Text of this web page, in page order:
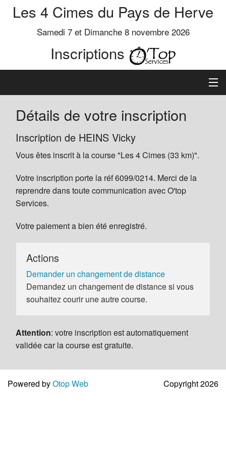
Les 4 Cimes du Pays de Herve
Samedi 7 et Dimanche 8 novembre 2026
Inscriptions
Inscription
Préinscrits
Informations
Détails de votre inscription
Inscription de HEINS Vicky
Vous êtes inscrit à la course "Les 4 Cimes (33 km)".
Votre inscription porte la réf 6099/0214. Merci de la
reprendre dans toute communication avec O'top
Services.
Votre paiement a bien été enregistré.
Actions
Demander un changement de distance
Demandez un changement de distance si vous
souhaitez courir une autre course.
Attention: votre inscription est automatiquement
validée car la course est gratuite.
Powered byOtop Web Copyright 2026